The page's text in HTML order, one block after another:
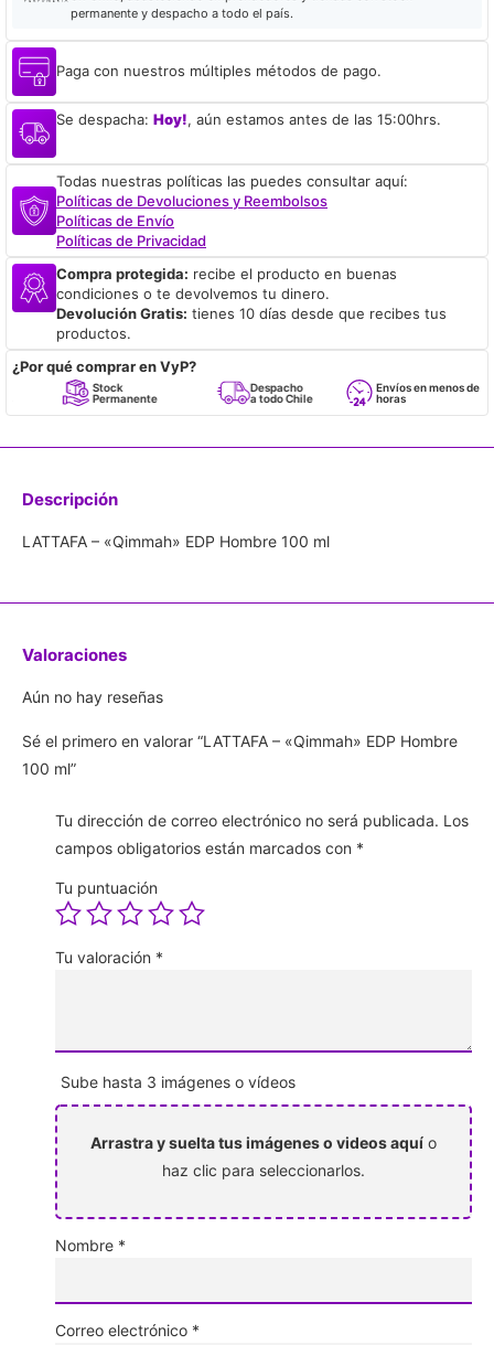
permanente y despacho a todo el país.
Paga con nuestros múltiples métodos de pago.
Se despacha: Hoy!, aún estamos antes de las 15:00hrs.
Todas nuestras políticas las puedes consultar aquí:
Políticas de Devoluciones y Reembolsos
Políticas de Envío
Políticas de Privacidad
Compra protegida: recibe el producto en buenas
condiciones o te devolvemos tu dinero.
Devolución Gratis: tienes 10 días desde que recibes tus
productos.
¿Por qué comprar en VyP?
Stock
Permanente
Despacho
a todo Chile
Envíos en menos de 24
horas
Descripción
LATTAFA – «Qimmah» EDP Hombre 100 ml
Valoraciones
Aún no hay reseñas
Sé el primero en valorar “LATTAFA – «Qimmah» EDP Hombre
100 ml”
Tu dirección de correo electrónico no será publicada. Los
campos obligatorios están marcados con *
Tu puntuación
Tu valoración *
Sube hasta 3 imágenes o vídeos
Arrastra y suelta tus imágenes o videos aquí o
haz clic para seleccionarlos.
Nombre *
Correo electrónico *